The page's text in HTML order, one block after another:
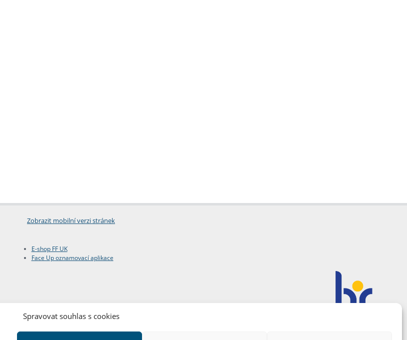
Spravovat souhlas s cookies
Zobrazit mobilní verzi stránek
E-shop FF UK
Face Up oznamovací aplikace